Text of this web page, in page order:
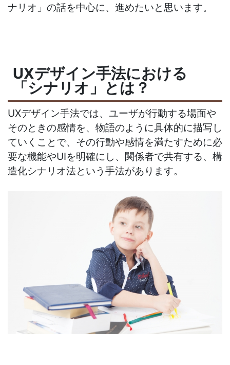
ナリオ」の話を中心に、進めたいと思います。
UXデザイン手法における
「シナリオ」とは？
UXデザイン手法では、ユーザが行動する場面や
そのときの感情を、物語のように具体的に描写し
ていくことで、その行動や感情を満たすために必
要な機能やUIを明確にし、関係者で共有する、構
造化シナリオ法という手法があります。